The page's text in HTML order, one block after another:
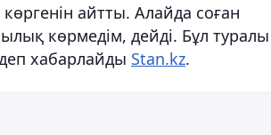
айтты. Алайда соған
көрмедім, дейді. Бұл туралы
хабарлайды Stan.kz.